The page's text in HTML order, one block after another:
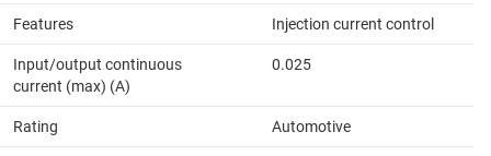
Features Injection current control
Input/output continuous
current (max) (A)
0.025
Rating Automotive